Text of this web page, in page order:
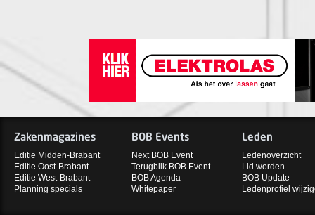
Zakenmagazines
Editie Midden-Brabant
Editie Oost-Brabant
Editie West-Brabant
Planning specials
BOB Events
Next BOB Event
Terugblik BOB Event
BOB Agenda
Whitepaper
Leden
Ledenoverzicht
Lid worden
BOB Update
Ledenprofiel